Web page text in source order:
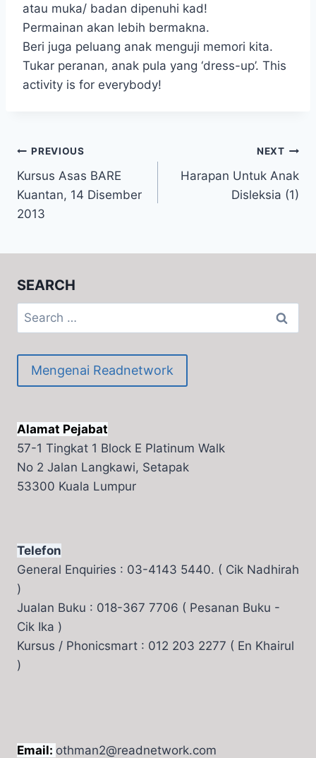
atau muka/ badan dipenuhi kad!
Permainan akan lebih bermakna.
Beri juga peluang anak menguji memori kita.
Tukar peranan, anak pula yang ‘dress-up’. This
activity is for everybody!
Post
navigation
PREVIOUS
Kursus Asas BARE
Kuantan, 14 Disember
2013
NEXT
Harapan Untuk Anak
Disleksia (1)
SEARCH
Search
for:
Mengenai Readnetwork
Alamat Pejabat
57-1 Tingkat 1 Block E Platinum Walk
No 2 Jalan Langkawi, Setapak
53300 Kuala Lumpur
Telefon
General Enquiries : 03-4143 5440. ( Cik Nadhirah
)
Jualan Buku : 018-367 7706 ( Pesanan Buku -
Cik Ika )
Kursus / Phonicsmart : 012 203 2277 ( En Khairul
)
Email: othman2@readnetwork.com